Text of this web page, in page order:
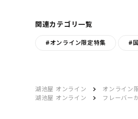
関連カテゴリ一覧
#オンライン限定特集 #
湖池屋 オンライン オンライン
湖池屋 オンライン
フレーバー